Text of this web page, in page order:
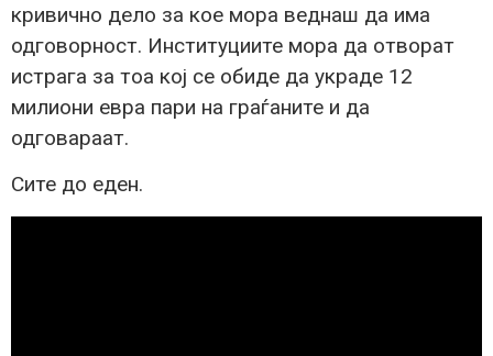
кривично дело за кое мора веднаш да има
одговорност. Институциите мора да отворат
истрага за тоа кој се обиде да украде 12
милиони евра пари на граѓаните и да
одговараат.
Сите до еден.